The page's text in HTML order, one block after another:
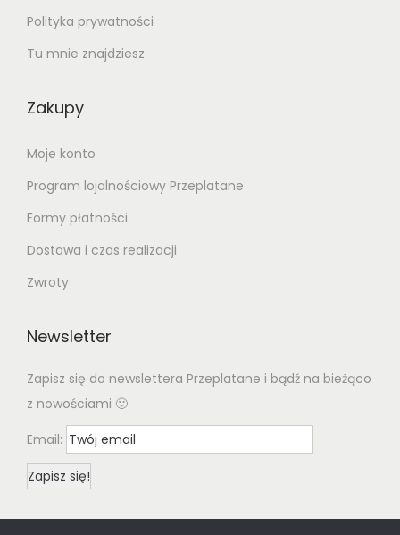
Polityka prywatności
Tu mnie znajdziesz
Zakupy
Moje konto
Program lojalnościowy Przeplatane
Formy płatności
Dostawa i czas realizacji
Zwroty
Newsletter
Zapisz się do newslettera Przeplatane i bądź na bieżąco
z nowościami 🙂
Email: